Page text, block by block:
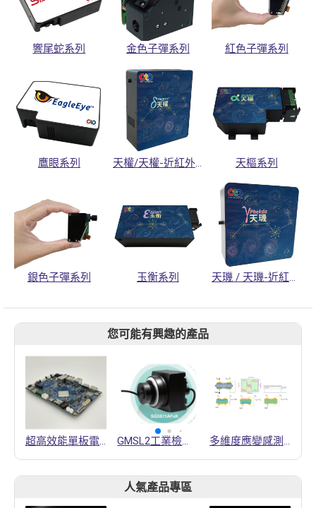
響尾蛇系列 金色子彈系列 紅色子彈系列
鷹眼系列 天權/天權-近紅外系列 天樞系列
銀色子彈系列 玉衡系列 天璣 / 天璣-近紅外系列
您可能有興趣的產品
超高效能單板電腦SBC3800 GMSL2工業檢測視覺相機 多維度應變感測裝置、藉由其的外部作用類型的感測方法以及三元值邏輯裝置的形成方法以及三元值邏輯系統
人氣產品專區